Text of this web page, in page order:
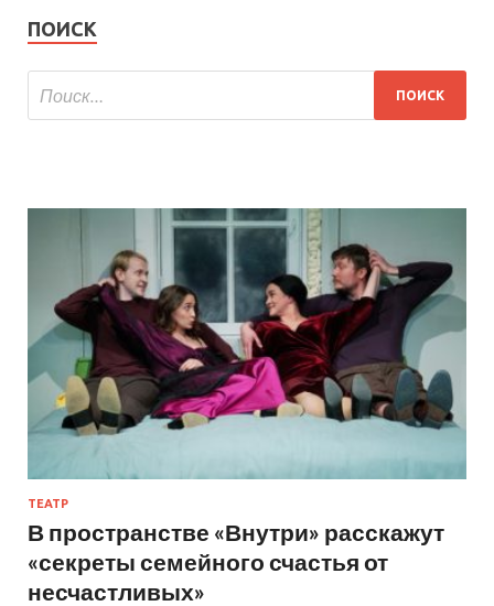
ПОИСК
ТЕАТР
В пространстве «Внутри» расскажут
«секреты семейного счастья от
несчастливых»